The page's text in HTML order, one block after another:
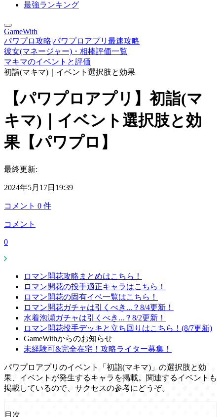
最強ランキング
GameWith
パワプロ攻略|パワプロアプリ最速攻略
彼女(マネージャー)・相棒評価一覧
マキマのイベントと評価
初詣(マキマ)｜イベント選択肢と効果
【パワプロアプリ】初詣(マ
キマ)｜イベント選択肢と効
果【パワプロ】
最終更新:
2024年5月17日19:39
コメント 0 件
コメント
0
ロマン開花攻略まとめはこちら！
ロマン開花の投手適正キャラはこちら！
ロマン開花の固有イベ一覧はこちら！
ロマン開花ガチャは引くべき...？8/4更新！
水着泡瀬ガチャは引くべき...？8/2更新！
ロマン開花投手デッキと立ち回りはこちら！(8/7更新)
GameWithからのお知らせ
未経験可&完全在宅！攻略ライター募集！
パワプロアプリのイベント「初詣(マキマ)」の選択肢と効
果、イベントが発生するキャラを掲載。関連するイベントも
掲載しているので、サクセスの参考にどうぞ。
目次